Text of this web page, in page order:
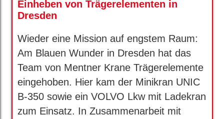
Einheben von Trägerelementen in
Dresden
Wieder eine Mission auf engstem Raum:
Am Blauen Wunder in Dresden hat das
Team von Mentner Krane Trägerelemente
eingehoben. Hier kam der Minikran UNIC
B-350 sowie ein VOLVO Lkw mit Ladekran
zum Einsatz. In Zusammenarbeit mit